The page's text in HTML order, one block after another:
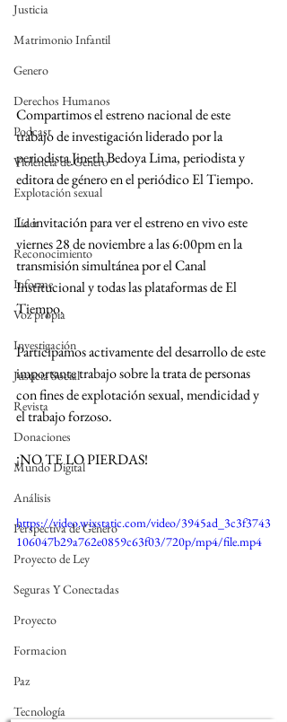
Justicia
Matrimonio Infantil
Genero
Derechos Humanos
Podcast
Violencia de Género
Explotación sexual
Líder
Reconocimiento
Informe
Voz propia
Investigación
Justicia Social
Revista
Donaciones
Mundo Digital
Análisis
Perspectiva de Género
Proyecto de Ley
Seguras Y Conectadas
Proyecto
Formacion
Paz
Tecnología
Compartimos el estreno nacional de este
trabajo de investigación liderado por la
periodista Jineth Bedoya Lima, periodista y
editora de género en el periódico El Tiempo.
La invitación para ver el estreno en vivo este
viernes 28 de noviembre a las 6:00pm en la
transmisión simultánea por el Canal
Institucional y todas las plataformas de El
Tiempo.
Participamos activamente del desarrollo de este
importante trabajo sobre la trata de personas
con fines de explotación sexual, mendicidad y
el trabajo forzoso.
¡NO TE LO PIERDAS!
https://video.wixstatic.com/video/3945ad_3c3f3743
106047b29a762e0859c63f03/720p/mp4/file.mp4